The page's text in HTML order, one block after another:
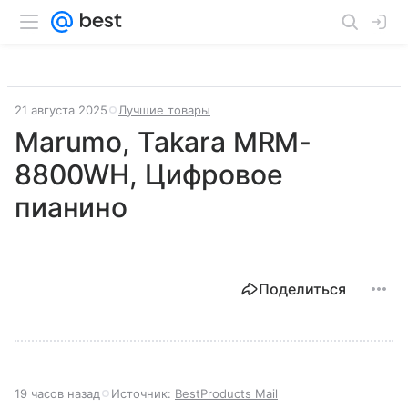
21 августа 2025 Лучшие товары
Marumo, Takara MRM-
8800WH, Цифровое
пианино
Поделиться
19 часов назад Источник: BestProducts Mail